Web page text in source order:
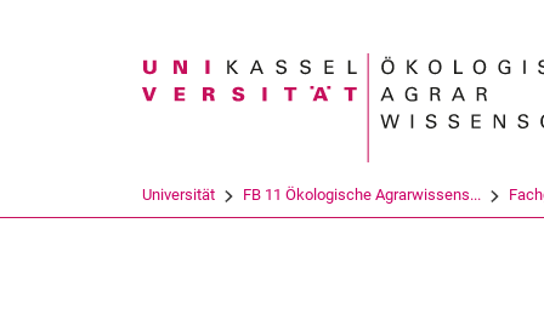
Suchbegriff
Universität FB 11 Ökologische Agrarwissens...